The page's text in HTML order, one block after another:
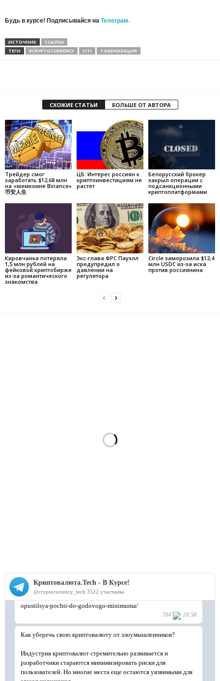
Будь в курсе! Подписывайся на Телеграм.
ИСТОЧНИК
ССЫЛКА
ТЕГИ
#CRYPTOCURRENCY CITI ТОКЕНИЗАЦИЯ
СХОЖИЕ СТАТЬИ БОЛЬШЕ ОТ АВТОРА
Трейдер смог
заработать $12,68 млн
на «мемкоине Binance»
币安人生
ЦБ: Интерес россиян к
криптоинвестициям не
растет
Белорусский брокер
закрыл операции с
подсанкционными
криптоплатформами
Кировчанка потеряла
1,5 млн рублей на
фейковой криптобирже
из-за романтического
знакомства
Экс-глава ФРС Пауэлл
предупредил о
давлении на
регулятора
Circle заморозила $12,4
млн USDC из-за иска
против россиянина